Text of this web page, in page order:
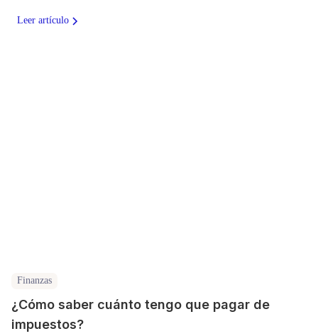
Leer artículo
Finanzas
¿Cómo saber cuánto tengo que pagar de
impuestos?